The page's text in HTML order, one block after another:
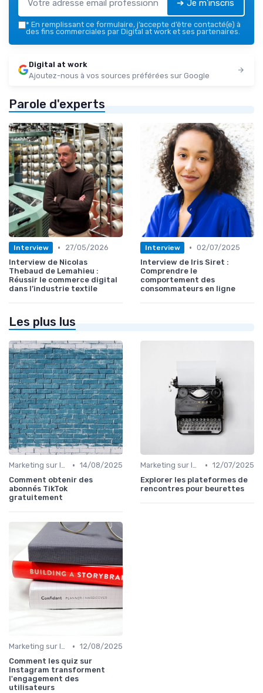
➔ Je m'inscris
* En remplissant ce formulaire, j’accepte d’être contacté(e) à
des fins commerciales par Digital at work et ses partenaires.
Digital at work
Ajoutez-nous à vos sources préférées sur Google
Parole d'experts
Interview •
27/05/2026
Interview de Nicolas
Thebaud de Lemahieu :
Réussir le commerce digital
dans l’industrie textile
Interview • 02/07/2025
Interview de Iris Siret :
Comprendre le
comportement des
consommateurs en ligne
Les plus lus
Marketing sur les Réseaux Sociaux • 14/08/2025
Comment obtenir des
abonnés TikTok
gratuitement
Marketing sur les Réseaux Sociaux • 12/07/2025
Explorer les plateformes de
rencontres pour beurettes
Marketing sur les Réseaux Sociaux • 12/08/2025
Comment les quiz sur
Instagram transforment
l'engagement des
utilisateurs